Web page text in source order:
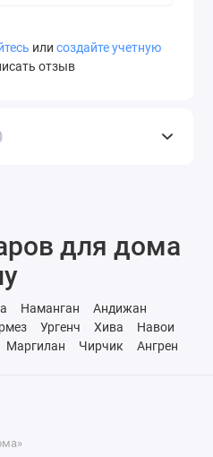
или создайте учетную
отзыв
для дома
Наманган
Андижан
Ургенч Хива
Навои
Маргилан Чирчик
Ангрен